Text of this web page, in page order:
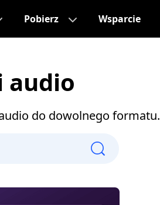
Pobierz Wsparcie
audio
do dowolnego formatu.